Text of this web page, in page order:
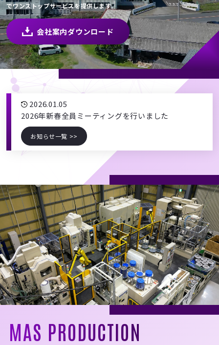
でワンストップサービスを提供します。
会社案内ダウンロード
2026.01.05
2026年新春全員ミーティングを行いました
お知らせ一覧 >>
MAS PRODUCTION